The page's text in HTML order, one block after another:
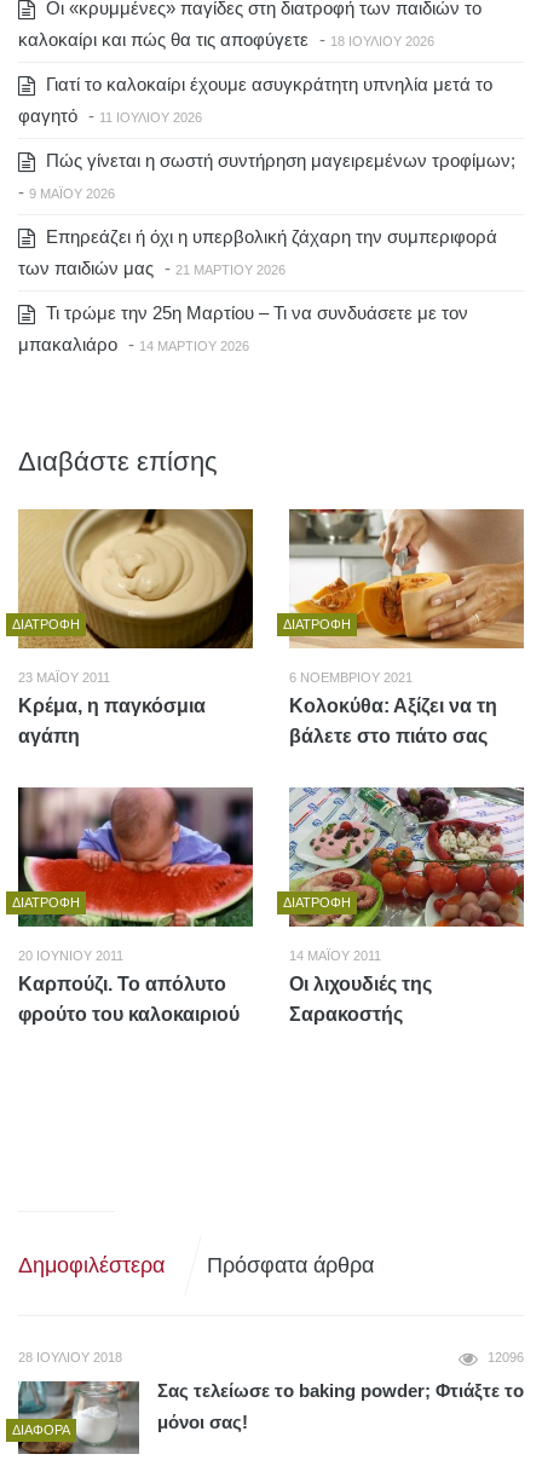
Οι «κρυμμένες» παγίδες στη διατροφή των παιδιών το
καλοκαίρι και πώς θα τις αποφύγετε - 18 ΙΟΥΛΊΟΥ 2026
Γιατί το καλοκαίρι έχουμε ασυγκράτητη υπνηλία μετά το
φαγητό - 11 ΙΟΥΛΊΟΥ 2026
Πώς γίνεται η σωστή συντήρηση μαγειρεμένων τροφίμων;
- 9 ΜΑΪ́ΟΥ 2026
Επηρεάζει ή όχι η υπερβολική ζάχαρη την συμπεριφορά
των παιδιών μας - 21 ΜΑΡΤΊΟΥ 2026
Τι τρώμε την 25η Μαρτίου – Τι να συνδυάσετε με τον
μπακαλιάρο - 14 ΜΑΡΤΊΟΥ 2026
Διαβάστε επίσης
ΔΙΑΤΡΟΦΉ
23 ΜΑΪ́ΟΥ 2011
Κρέμα, η παγκόσμια
αγάπη
ΔΙΑΤΡΟΦΉ
6 ΝΟΕΜΒΡΊΟΥ 2021
Κολοκύθα: Αξίζει να τη
βάλετε στο πιάτο σας
ΔΙΑΤΡΟΦΉ
20 ΙΟΥΝΊΟΥ 2011
Καρπούζι. Το απόλυτο
φρούτο του καλοκαιριού
ΔΙΑΤΡΟΦΉ
14 ΜΑΪ́ΟΥ 2011
Οι λιχουδιές της
Σαρακοστής
Δημοφιλέστερα Πρόσφατα άρθρα
28 ΙΟΥΛΊΟΥ 2018 12096
ΔΙΆΦΟΡΑ
Σας τελείωσε το baking powder; Φτιάξτε το
μόνοι σας!